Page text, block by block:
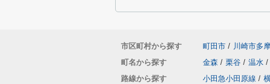
市区町村から探す 町田市 / 川崎市多
町名から探す
金森 / 栗谷 / 温水 /
路線から探す
小田急小田原線 /